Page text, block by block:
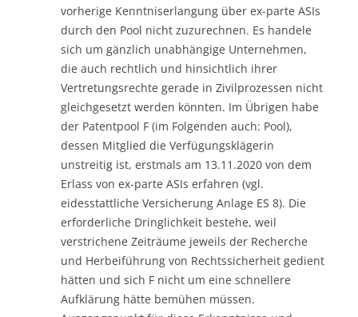
vorherige Kenntniserlangung über ex-parte ASIs
durch den Pool nicht zuzurechnen. Es handele
sich um gänzlich unabhängige Unternehmen,
die auch rechtlich und hinsichtlich ihrer
Vertretungsrechte gerade in Zivilprozessen nicht
gleichgesetzt werden könnten. Im Übrigen habe
der Patentpool F (im Folgenden auch: Pool),
dessen Mitglied die Verfügungsklägerin
unstreitig ist, erstmals am 13.11.2020 von dem
Erlass von ex-parte ASIs erfahren (vgl.
eidesstattliche Versicherung Anlage ES 8). Die
erforderliche Dringlichkeit bestehe, weil
verstrichene Zeiträume jeweils der Recherche
und Herbeiführung von Rechtssicherheit gedient
hätten und sich F nicht um eine schnellere
Aufklärung hätte bemühen müssen.